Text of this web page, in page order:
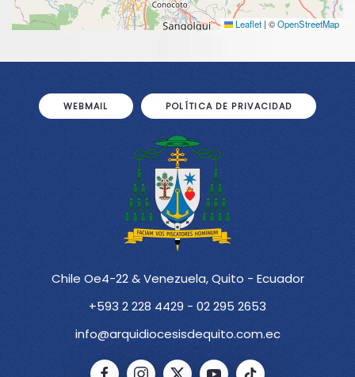
Leaflet | ©OpenStreetMap
WEBMAIL POLÍTICA DE PRIVACIDAD
Chile Oe4-22 & Venezuela, Quito - Ecuador
+593 2 228 4429 - 02 295 2653
info@arquidiocesisdequito.com.ec